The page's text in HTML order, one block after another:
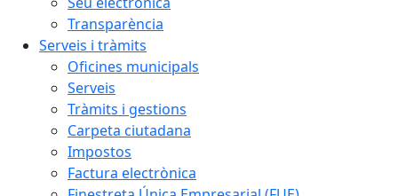
Transparència
Serveis i tràmits
Oficines municipals
Serveis
Tràmits i gestions
Carpeta ciutadana
Impostos
Factura electrònica